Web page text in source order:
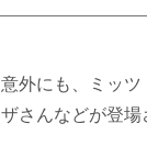
外にも、ミッ
さんなどが登場